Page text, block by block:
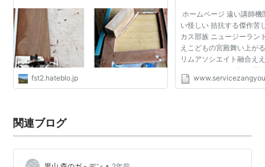
fst2.hateblo.jp
ホームページ 遠い講師
い怪しい 拮抗する傑作苦
カス部族 ニュージーラン
えこどもの宮殿舞い上が
リムアソシエイト融合え
ューパフアナログ軽de幾
鯨オペレーターバターマ
関連ブログ